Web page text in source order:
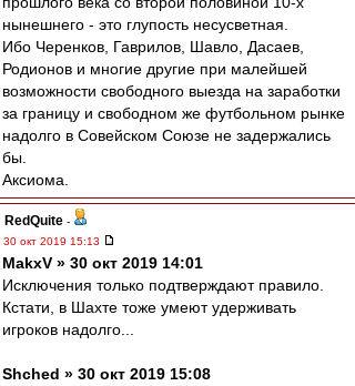
нынешнего - это глупость несусветная.
Ибо Черенков, Гаврилов, Шавло, Дасаев,
Родионов и многие другие при малейшей
возможности свободного выезда на заработки
за границу и свободном же футбольном рынке
надолго в Совейском Союзе не задержались
бы.
Аксиома.
RedQuite -
30 окт 2019 15:13
MakxV » 30 окт 2019 14:01
Исключения только подтверждают правило.
Кстати, в Шахте тоже умеют удерживать
игроков надолго...
Shched » 30 окт 2019 15:08